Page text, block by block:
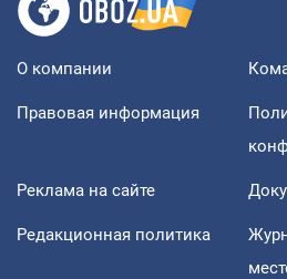
О компании
Правовая информация
Реклама на сайте
Редакционная политика